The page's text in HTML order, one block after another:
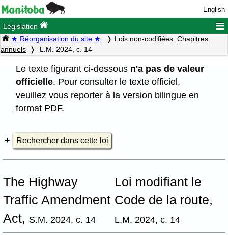
English
Législation ≡
★ Réorganisation du site ★ Lois non-codifiées :Chapitres
annuels
L.M. 2024, c. 14
Le texte figurant ci-dessous n'a pas de valeur
officielle. Pour consulter le texte officiel,
veuillez vous reporter à laversion bilingue en
format PDF.
Rechercher dans cette loi
The Highway
Traffic Amendment
Act, S.M. 2024, c. 14
Loi modifiant le
Code de la route,
L.M. 2024, c. 14